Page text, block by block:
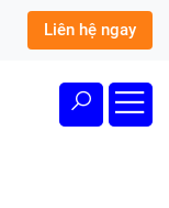
Liên hệ ngay